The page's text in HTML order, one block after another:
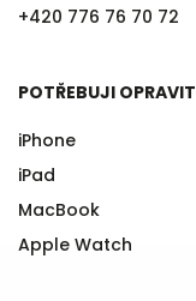
+420 776 76 70 72
POTŘEBUJI OPRAVIT
iPhone
iPad
MacBook
Apple Watch